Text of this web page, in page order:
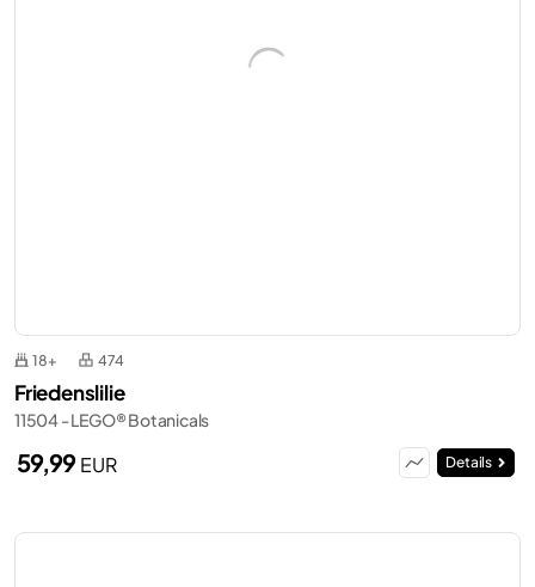
18+ 474
Friedenslilie
11504 - LEGO® Botanicals
59,99EUR Details